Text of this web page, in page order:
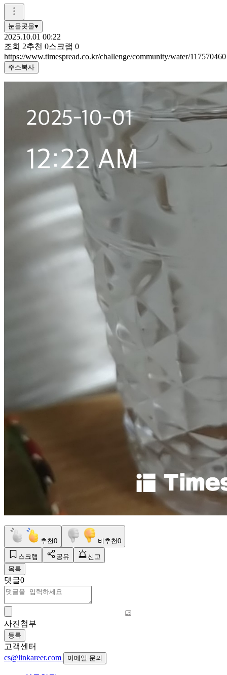
눈물콧물♥️
2025.10.01 00:22
조회 2추천 0스크랩 0
https://www.timespread.co.kr/challenge/community/water/117570460
주소복사
추천0 비추천0
스크랩 공유
신고
목록
댓글0
사진첨부
등록
고객센터
cs@linkareer.com
이메일 문의